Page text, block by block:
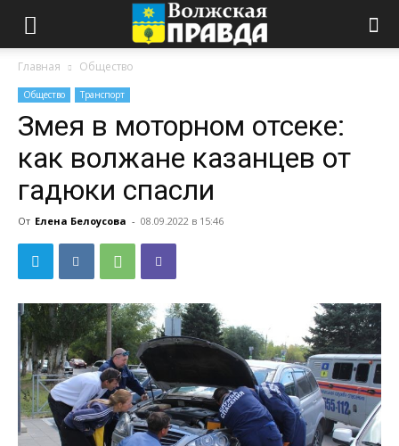
Главная Общество
Общество Транспорт
Змея в моторном отсеке:
как волжане казанцев от
гадюки спасли
От Елена Белоусова - 08.09.2022 в 15:46